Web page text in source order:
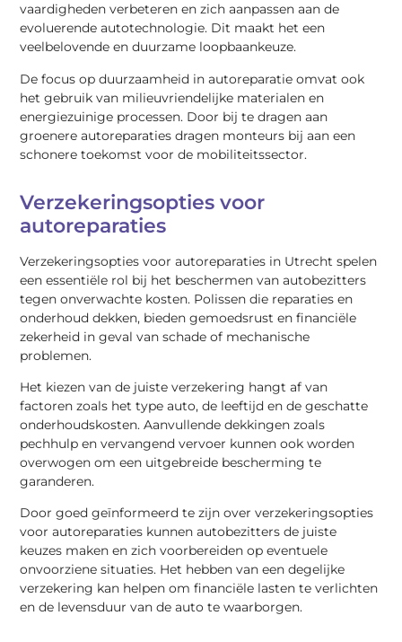
vaardigheden verbeteren en zich aanpassen aan de
evoluerende autotechnologie. Dit maakt het een
veelbelovende en duurzame loopbaankeuze.
De focus op duurzaamheid in autoreparatie omvat ook
het gebruik van milieuvriendelijke materialen en
energiezuinige processen. Door bij te dragen aan
groenere autoreparaties dragen monteurs bij aan een
schonere toekomst voor de mobiliteitssector.
Verzekeringsopties voor
autoreparaties
Verzekeringsopties voor autoreparaties in Utrecht spelen
een essentiële rol bij het beschermen van autobezitters
tegen onverwachte kosten. Polissen die reparaties en
onderhoud dekken, bieden gemoedsrust en financiële
zekerheid in geval van schade of mechanische
problemen.
Het kiezen van de juiste verzekering hangt af van
factoren zoals het type auto, de leeftijd en de geschatte
onderhoudskosten. Aanvullende dekkingen zoals
pechhulp en vervangend vervoer kunnen ook worden
overwogen om een uitgebreide bescherming te
garanderen.
Door goed geïnformeerd te zijn over verzekeringsopties
voor autoreparaties kunnen autobezitters de juiste
keuzes maken en zich voorbereiden op eventuele
onvoorziene situaties. Het hebben van een degelijke
verzekering kan helpen om financiële lasten te verlichten
en de levensduur van de auto te waarborgen.